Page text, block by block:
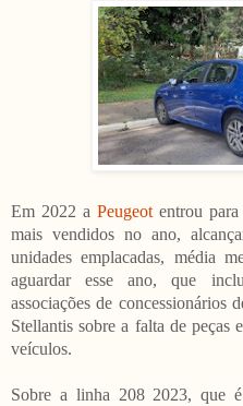
Em 2022 aPeugeot entrou
mais vendidos no ano,
unidades emplacadas, média
aguardar esse ano, que
associações de concessionários
Stellantis sobre a falta de peças
veículos.
Sobre a linha 208 2023, que